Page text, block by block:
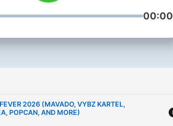
00:00
2026 (MAVADO, VYBZ KARTEL,
POPCAN, AND MORE)